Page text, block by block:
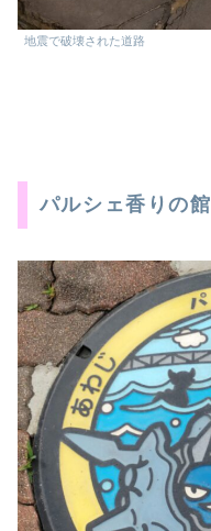
地震で破壊された道路
パルシェ香りの館